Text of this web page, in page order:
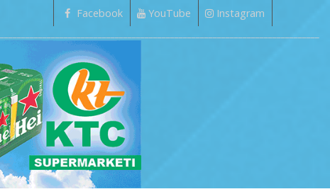
Facebook YouTube Instagram